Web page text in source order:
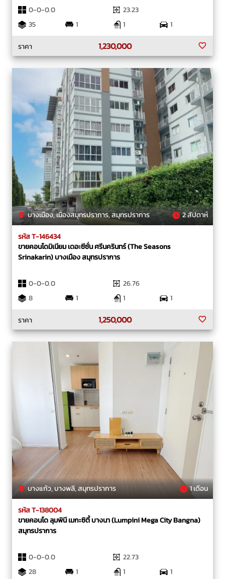
0-0-0.0
23.23
35
1 1
1
ราคา
1,230,000
บางเมือง, เมืองสมุทรปราการ, สมุทรปราการ 2 สัปดาห์
รหัส T-146434
ขายคอนโดมิเนียม เดอะซีซั่น ศรีนครินทร์ (The Seasons
Srinakarin) บางเมือง สมุทรปราการ
0-0-0.0
26.76
8
1 1
1
ราคา
1,250,000
บางแก้ว, บางพลี, สมุทรปราการ 1 เดือน
รหัส T-138004
ขายคอนโด ลุมพินี เมกะซิตี้ บางนา (Lumpini Mega City Bangna)
สมุทรปราการ
0-0-0.0
22.73
28
1 1 1